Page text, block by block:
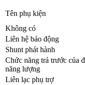
Tên phụ kiện
Không có
Liên hệ báo động
Shunt phát hành
Chức năng trả trước của
năng lượng
Liên lạc phụ trợ